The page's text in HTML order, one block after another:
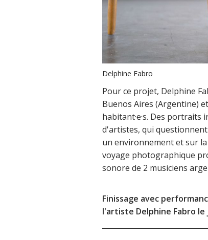
Delphine Fabro
Pour ce projet, Delphine
Buenos Aires (Argentine)
habitant·e·s. Des
d'artistes, qui
un environnement et sur
voyage photographique
sonore de 2 musiciens
Finissage avec
l'artiste Delphine Fabro le